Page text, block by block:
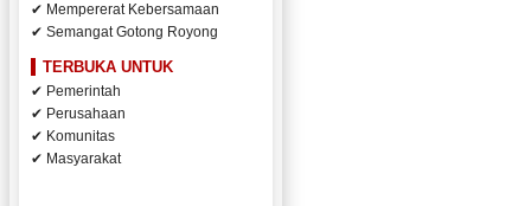
✔ Mempererat Kebersamaan
✔ Semangat Gotong Royong
TERBUKA UNTUK
✔ Pemerintah
✔ Perusahaan
✔ Komunitas
✔ Masyarakat